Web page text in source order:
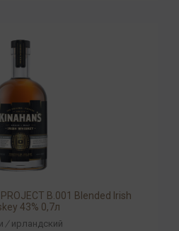
B.001 Blended Irish
43% 0,7л
/ ирландский